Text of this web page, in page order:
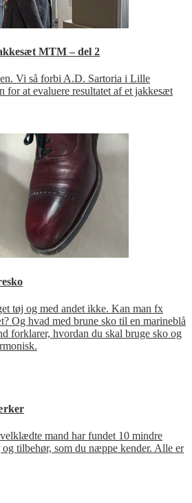
MTM – del 2
Vi så forbi A.D. Sartoria i Lille
for at evaluere resultatet af et jakkesæt
tøj og med andet ikke. Kan man fx
Og hvad med brune sko til en marineblå
forklarer, hvordan du skal bruge sko og
mand har fundet 10 mindre
tilbehør, som du næppe kender. Alle er